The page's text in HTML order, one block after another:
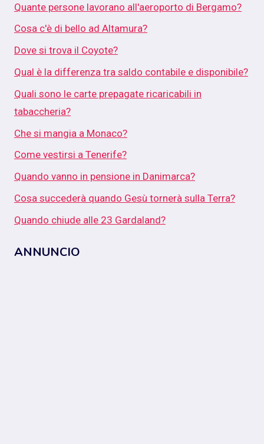
Quante persone lavorano all'aeroporto di Bergamo?
Cosa c'è di bello ad Altamura?
Dove si trova il Coyote?
Qual è la differenza tra saldo contabile e disponibile?
Quali sono le carte prepagate ricaricabili in
tabaccheria?
Che si mangia a Monaco?
Come vestirsi a Tenerife?
Quando vanno in pensione in Danimarca?
Cosa succederà quando Gesù tornerà sulla Terra?
Quando chiude alle 23 Gardaland?
ANNUNCIO